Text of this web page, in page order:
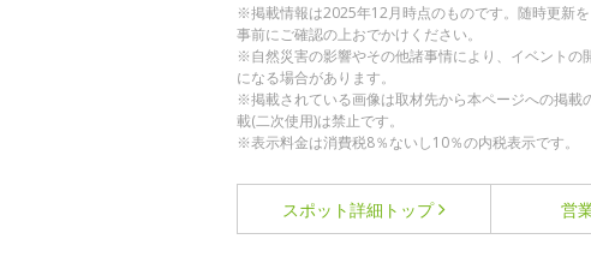
※掲載情報は2025年12月時点のものです。随時更新
事前にご確認の上おでかけください。
※自然災害の影響やその他諸事情により、イベント
になる場合があります。
※掲載されている画像は取材先から本ページへの掲
載(二次使用)は禁止です。
※表示料金は消費税8％ないし10％の内税表示です。
スポット詳細 トップ 営